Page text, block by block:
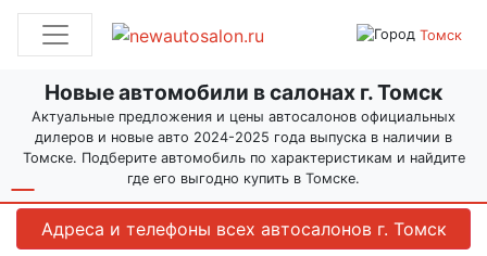
Томск
Новые автомобили в салонах г. Томск
Актуальные предложения и цены автосалонов официальных
дилеров и новые авто 2024-2025 года выпуска в наличии в
Томске. Подберите автомобиль по характеристикам и найдите
где его выгодно купить в Томске.
Адреса и телефоны всех автосалонов г. Томск